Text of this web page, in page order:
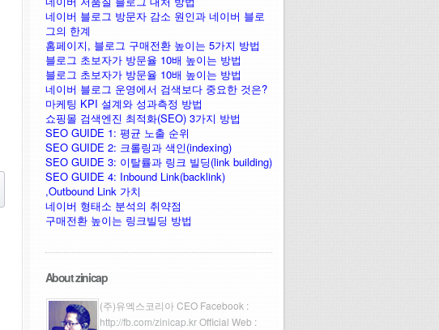
네이버 블로그 방문자 감소 원인과 네이버 블로
그의 한계
홈페이지, 블로그 구매전환 높이는 5가지 방법
블로그 초보자가 방문율 10배 높이는 방법
블로그 초보자가 방문율 10배 높이는 방법
네이버 블로그 운영에서 검색보다 중요한 것은?
마케팅 KPI 설계와 성과측정 방법
쇼핑몰 검색엔진 최적화(SEO) 3가지 방법
SEO GUIDE 1: 평균 노출 순위
SEO GUIDE 2: 크롤링과 색인(indexing)
SEO GUIDE 3: 이탈률과 링크 빌딩(link building)
SEO GUIDE 4: Inbound Link(backlink)
,Outbound Link 가치
네이버 형태소 분석의 취약점
구매전환 높이는 링크빌딩 방법
About zinicap
(주)유엑스코리아 CEO Facebook :
http://fb.com/zinicap.krOfficial Web :